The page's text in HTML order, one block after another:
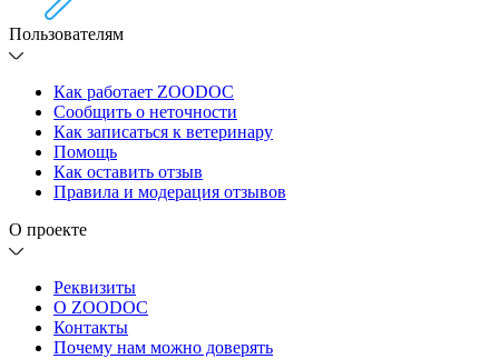
Пользователям
Как работает ZOODOC
Сообщить о неточности
Как записаться к ветеринару
Помощь
Как оставить отзыв
Правила и модерация отзывов
О проекте
Реквизиты
О ZOODOC
Контакты
Почему нам можно доверять